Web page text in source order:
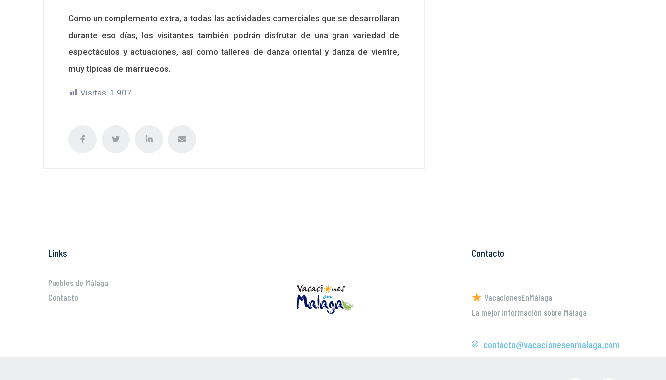
Como un complemento extra, a todas las actividades comerciales que se desarrollaran
durante eso días, los visitantes también podrán disfrutar de una gran variedad de
espectáculos y actuaciones, así como talleres de danza oriental y danza de vientre,
muy típicas de marruecos.
Visitas: 1.907
Links
Pueblos de Málaga
Contacto
Contacto
VacacionesEnMálaga
La mejor información sobre Málaga
contacto@vacacionesenmalaga.com